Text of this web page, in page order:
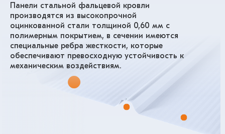
Панели стальной фальцевой кровли
производятся из высокопрочной
оцинкованной стали толщиной 0,60 мм с
полимерным покрытием, в сечении имеются
специальные ребра жесткости, которые
обеспечивают превосходную устойчивость к
механическим воздействиям.